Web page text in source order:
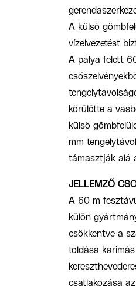
A külső
vízelvezetést
A pálya felett
körülötte a
külső
mm
támasztják alá
JELLEMZŐ
A 60 m
külön
csökkentve a
toldása
csatlakozása